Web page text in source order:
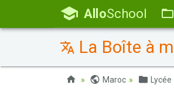
AlloSchool
La Boîte à
Maroc Lycée